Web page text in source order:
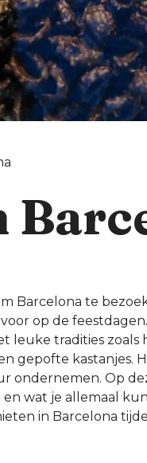
Barcelona te
op de
leuke tradities zoals
gepofte kastanjes.
ondernemen. Op
wat je allemaal
in Barcelona